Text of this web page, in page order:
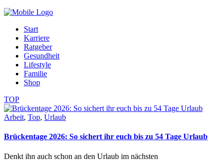
Start
Karriere
Ratgeber
Gesundheit
Lifestyle
Familie
Shop
TOP
Arbeit, Top, Urlaub
Brückentage 2026: So sichert ihr euch bis zu 54 Tage Urlaub
Denkt ihn auch schon an den Urlaub im nächsten